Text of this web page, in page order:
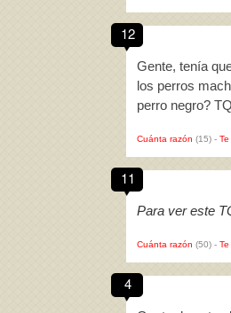
12
Gente, tenía
los perros
perro negro?
Cuánta razón (15) -
11
Para ver este
Cuánta razón (50) -
4